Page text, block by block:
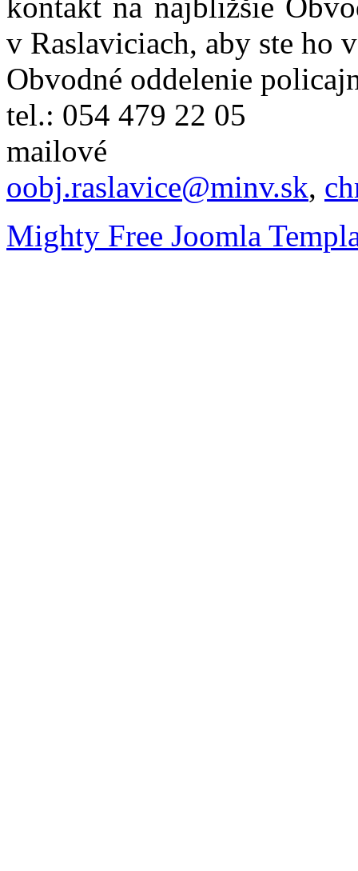
kontakt na najbližšie
v Raslaviciach, aby ste ho
Obvodné oddelenie
tel.: 054 479 22 05
oobj.raslavice@minv.sk,
Mighty Free Joomla